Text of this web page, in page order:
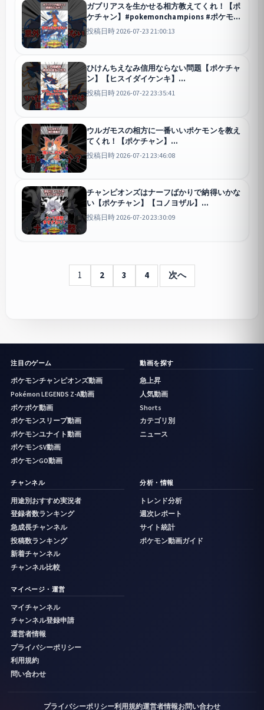
ガブリアスを生かせる相方教えてくれ！【ポ
ケチャン】#pokemonchampions #ポケモン
#ポケモンチャンピオンズ
投稿日時 2026-07-23 21:00:13
ひけんちえなみ信用ならない問題【ポケチャ
ン】【ヒスイダイケンキ】
#pokemonchampions #ポケモン #ポケモン
チャンピオンズ
投稿日時 2026-07-22 23:35:41
ウルガモスの相方に一番いいポケモンを教え
てくれ！【ポケチャン】
#pokemonchampions #ポケモン #ポケモン
チャンピオンズ
投稿日時 2026-07-21 23:46:08
チャンピオンズはナーフばかりで納得いかな
い【ポケチャン】【コノヨザル】
#pokemonchampions #ポケモン #ポケモン
チャンピオンズ
投稿日時 2026-07-20 23:30:09
1 2 3 4 次へ
注目のゲーム
ポケモンチャンピオンズ動画
Pokémon LEGENDS Z-A動画
ポケポケ動画
ポケモンスリープ動画
ポケモンユナイト動画
ポケモンSV動画
ポケモンGO動画
動画を探す
急上昇
人気動画
Shorts
カテゴリ別
ニュース
チャンネル
用途別おすすめ実況者
登録者数ランキング
急成長チャンネル
投稿数ランキング
新着チャンネル
チャンネル比較
分析・情報
トレンド分析
週次レポート
サイト統計
ポケモン動画ガイド
マイページ・運営
マイチャンネル
チャンネル登録申請
運営者情報
プライバシーポリシー
利用規約
問い合わせ
プライバシーポリシー利用規約運営者情報お問い合わせ